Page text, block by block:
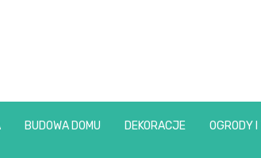
BUDOWA DOMU DEKORACJE OGRODY